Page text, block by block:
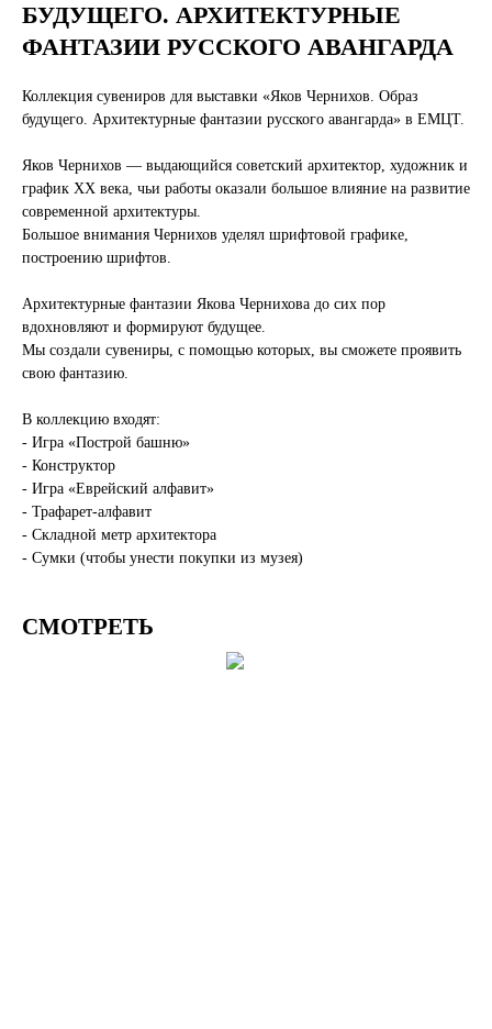
БУДУЩЕГО. АРХИТЕКТУРНЫЕ
ФАНТАЗИИ РУССКОГО АВАНГАРДА
Коллекция сувениров для выставки «Яков Чернихов. Образ
будущего. Архитектурные фантазии русского авангарда» в ЕМЦТ.
Яков Чернихов — выдающийся советский архитектор, художник и
график XX века, чьи работы оказали большое влияние на развитие
современной архитектуры.
Большое внимания Чернихов уделял шрифтовой графике,
построению шрифтов.
Архитектурные фантазии Якова Чернихова до сих пор
вдохновляют и формируют будущее.
Мы создали сувениры, с помощью которых, вы сможете проявить
свою фантазию.
В коллекцию входят:
- Игра «Построй башню»
- Конструктор
- Игра «Еврейский алфавит»
- Трафарет-алфавит
- Складной метр архитектора
- Сумки (чтобы унести покупки из музея)
СМОТРЕТЬ